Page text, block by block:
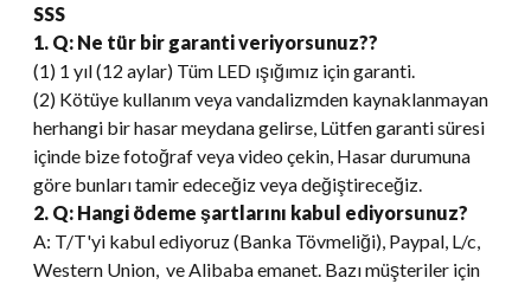
SSS
1. Q: Ne tür bir garanti veriyorsunuz??
(1) 1 yıl (12 aylar) Tüm LED ışığımız için garanti.
(2) Kötüye kullanım veya vandalizmden kaynaklanmayan
herhangi bir hasar meydana gelirse, Lütfen garanti süresi
içinde bize fotoğraf veya video çekin, Hasar durumuna
göre bunları tamir edeceğiz veya değiştireceğiz.
2. Q: Hangi ödeme şartlarını kabul ediyorsunuz?
A: T/T'yi kabul ediyoruz (Banka Tövmeliği), Paypal, L/c,
Western Union, ve Alibaba emanet. Bazı müşteriler için